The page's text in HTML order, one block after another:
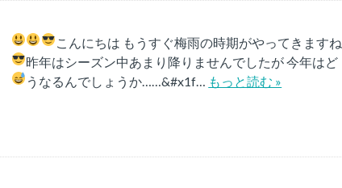
こんにちは もうすぐ梅雨の時期がやってきますね
昨年はシーズン中あまり降りませんでしたが 今年はど
うなるんでしょうか……&#x1f… もっと読む »